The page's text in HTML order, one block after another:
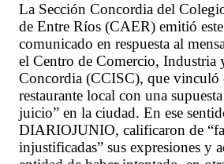
La Sección Concordia del
de Entre Ríos (CAER) emitió
comunicado en respuesta al
el Centro de Comercio, Industria
Concordia (CCISC), que vinculó
restaurante local con una
juicio” en la ciudad. En ese
DIARIOJUNIO, calificaron de
injustificadas” sus expresiones y